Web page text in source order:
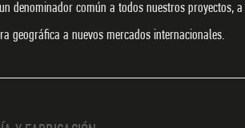
denominador común a todos nuestros proyectos,
geográfica a nuevos mercados internacionales.